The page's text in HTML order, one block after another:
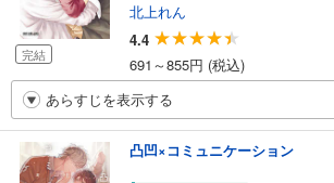
完結
北上れん
4.4
691～855円 (税込)
あらすじを表示する
凸凹×コミュニケーション